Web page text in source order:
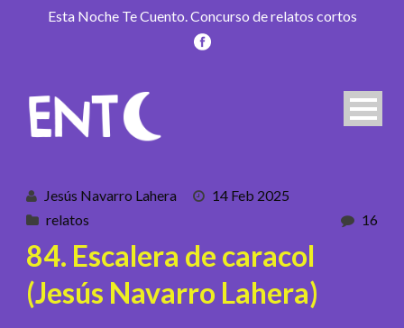
Esta Noche Te Cuento. Concurso de relatos cortos
Jesús Navarro Lahera
14 Feb 2025
relatos
16
84. Escalera de caracol
(Jesús Navarro Lahera)